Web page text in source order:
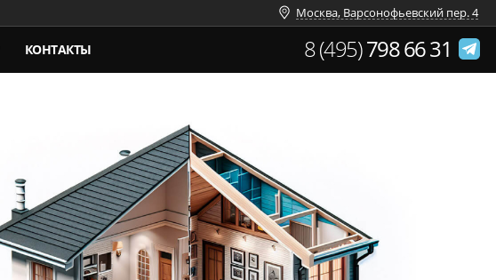
Москва, Варсонофьевский пер. 4
8 (495)798 66 31
КОНТАКТЫ